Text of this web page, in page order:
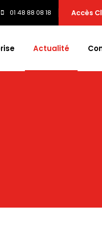
01 48 88 08 18 Accès
Actualité